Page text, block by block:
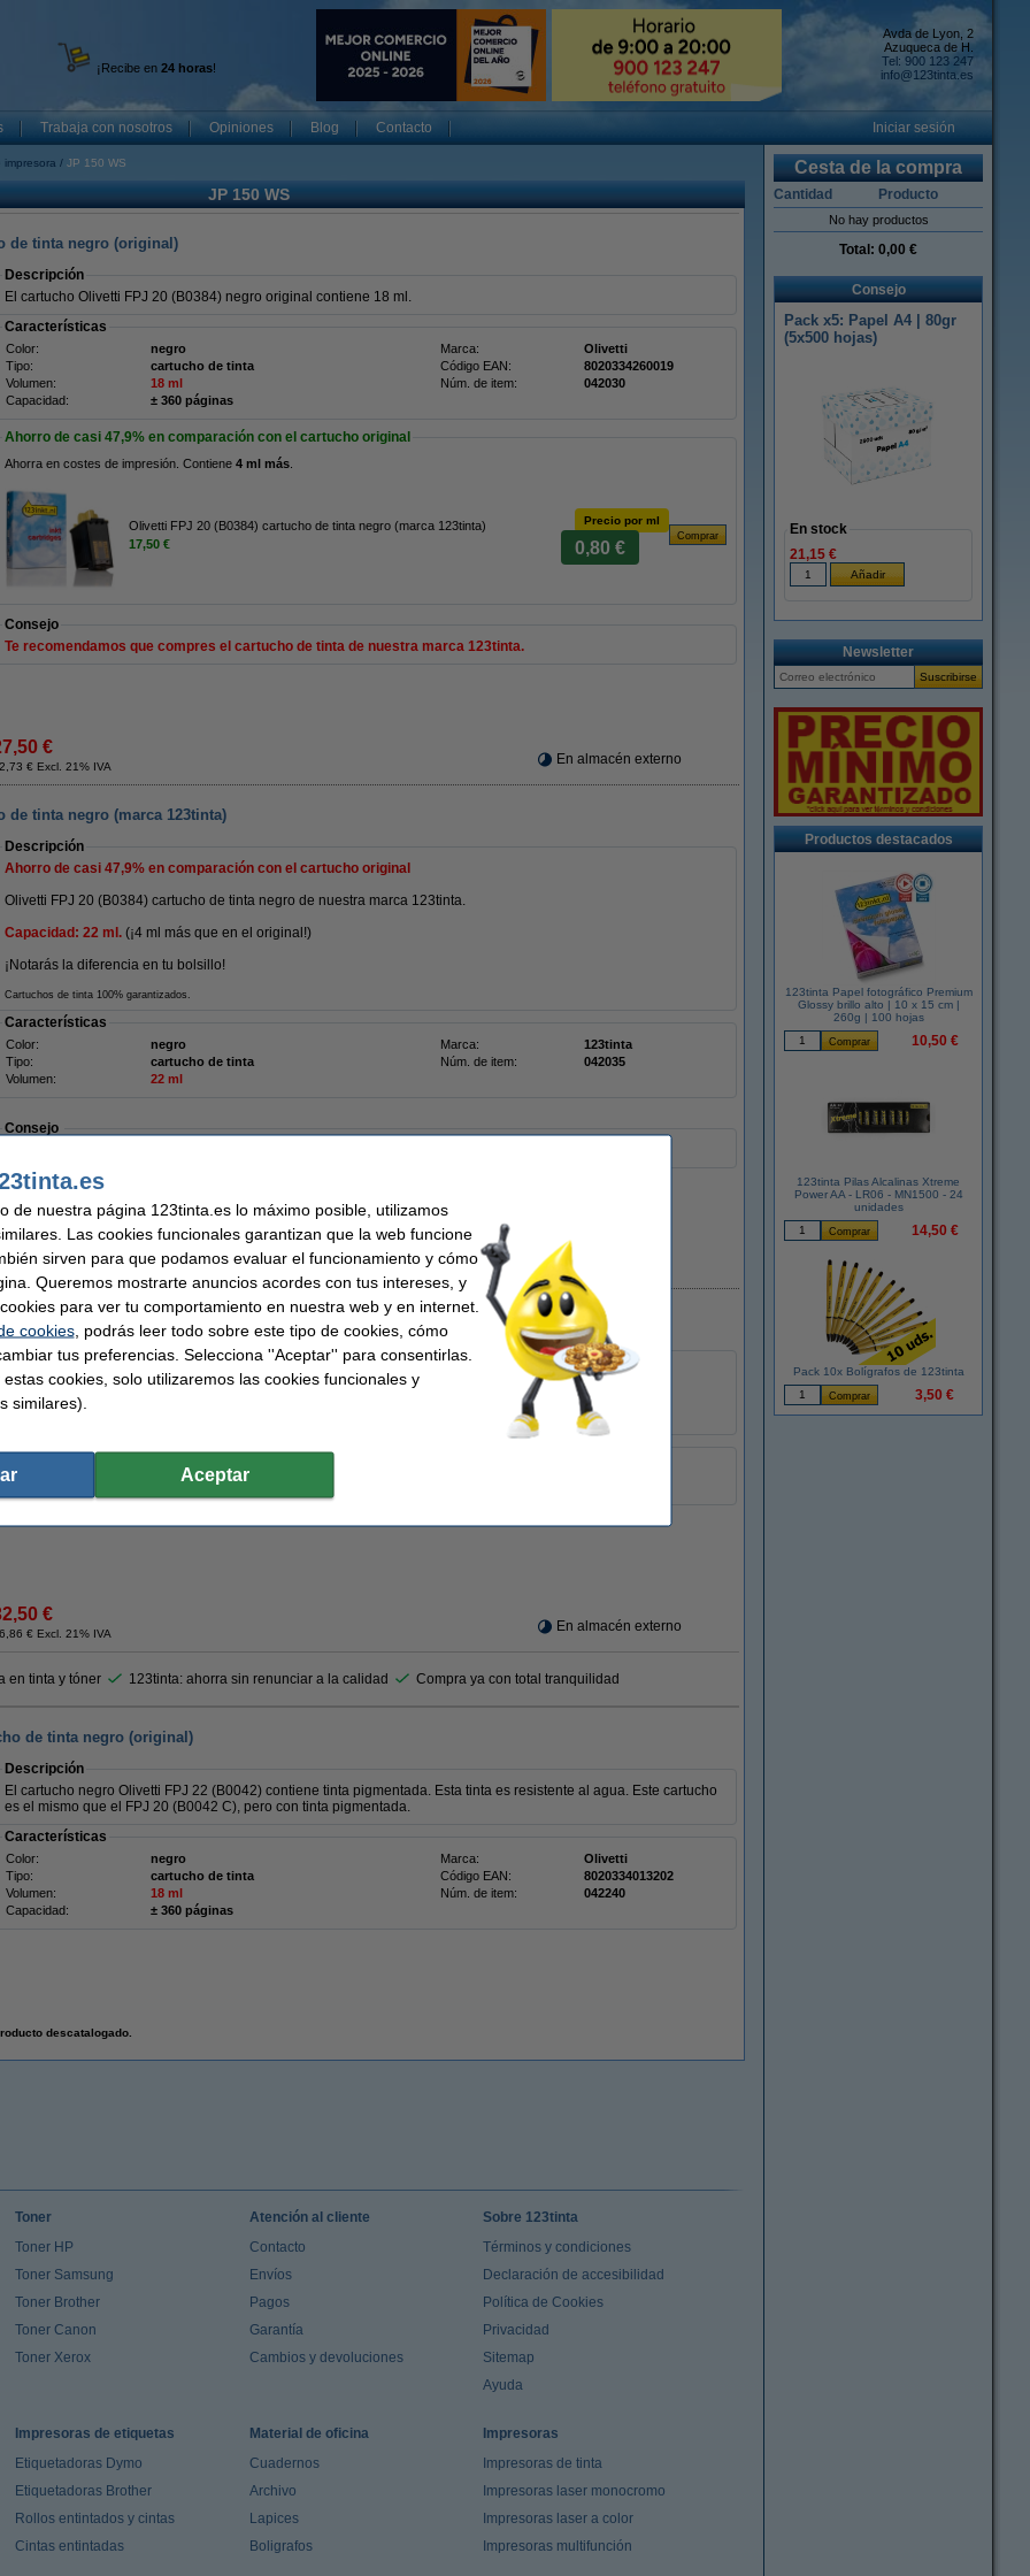
¡Recibe en 24 horas!
Avda de Lyon, 2
Azuqueca de H.
Tel: 900 123 247
info@123tinta.es
Trabaja con nosotros Opiniones Blog Contacto Iniciar sesión
impresora JP 150 WS
JP 150 WS
de tinta negro (original)
Descripción
El cartucho Olivetti FPJ 20 (B0384) negro original contiene 18 ml.
Características
Color: negro Marca:
Olivetti
Tipo:
cartucho de tinta Código EAN:
8020334260019
Volumen:
18 ml Núm. de item:
042030
Capacidad:
± 360 páginas
Ahorro de casi 47,9% en comparación con el cartucho original
Ahorra en costes de impresión. Contiene 4 ml más
Olivetti FPJ 20 (B0384) cartucho de tinta negro (marca 123tinta)
17,50 €
Precio por ml
0,80 €
Consejo
Te recomendamos que compres el cartucho de tinta de nuestra marca 123tinta.
€
€ Excl. 21% IVA En almacén externo
de tinta negro (marca 123tinta)
Descripción
Ahorro de casi 47,9% en comparación con el cartucho original
Olivetti FPJ 20 (B0384) cartucho de tinta negro de nuestra marca 123tinta.
Capacidad: 22 ml. (¡4 ml más que en el original!)
¡Notarás la diferencia en tu bolsillo!
Cartuchos de tinta 100% garantizados.
Características
Color: negro Marca:
123tinta
Tipo:
cartucho de tinta Núm. de item:
042035
Volumen:
22 ml
Consejo
17,50 €
€ Excl. 21% IVA En stock
| Pack 2 uds
Pack ahorro
2 x Olivetti FPJ 20 (B0384) negro
capacidad 22 ml. (marca 123tinta).
¡Ahora mucho más barato!
Color: negro y color
Volumen:
44 ml
€
€ Excl. 21% IVA En almacén externo
en tinta y tóner 123tinta: ahorra sin renunciar a la calidad Compra ya con total tranquilidad
de tinta negro (original)
Descripción
El cartucho negro Olivetti FPJ 22 (B0042) contiene tinta pigmentada. Esta tinta es resistente al agua. Este cartucho
es el mismo que el FPJ 20 (B0042 C), pero con tinta pigmentada.
Características
Color: negro Marca:
Olivetti
Tipo:
cartucho de tinta Código EAN:
8020334013202
Volumen:
18 ml Núm. de item:
042240
Capacidad:
± 360 páginas
descatalogado.
Cesta de la compra
Cantidad Producto
No hay productos
Total: 0,00 €
Consejo
Pack x5: Papel A4 | 80gr
(5x500 hojas)
En stock
21,15 €
Newsletter
Productos destacados
123tinta Papel fotográfico Premium
Glossy brillo alto | 10 x 15 cm |
260g | 100 hojas
10,50 €
123tinta Pilas Alcalinas Xtreme
Power AA - LR06 - MN1500 - 24
unidades
14,50 €
Pack 10x Bolígrafos de 123tinta
3,50 €
Toner
Toner HP
Toner Samsung
Toner Brother
Toner Canon
Toner Xerox
Atención al cliente
Contacto
Envíos
Pagos
Garantía
Cambios y devoluciones
Sobre 123tinta
Términos y condiciones
Declaración de accesibilidad
Política de Cookies
Privacidad
Sitemap
Ayuda
Impresoras de etiquetas
Etiquetadoras Dymo
Etiquetadoras Brother
Rollos entintados y cintas
Cintas entintadas
Material de oficina
Cuadernos
Archivo
Lapices
Boligrafos
Impresoras
Impresoras de tinta
Impresoras laser monocromo
Impresoras laser a color
Impresoras multifunción
de nuestra página 123tinta.es lo máximo posible, utilizamos
Las cookies funcionales garantizan que la web funcione
sirven para que podamos evaluar el funcionamiento y cómo
Queremos mostrarte anuncios acordes con tus intereses, y
para ver tu comportamiento en nuestra web y en internet.
cookies, podrás leer todo sobre este tipo de cookies, cómo
tus preferencias. Selecciona ''Aceptar'' para consentirlas.
cookies, solo utilizaremos las cookies funcionales y
similares).
Aceptar